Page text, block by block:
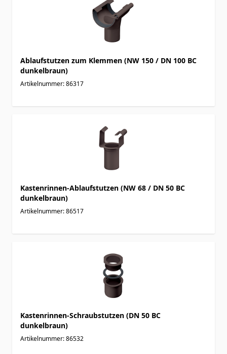
Ablaufstutzen zum Klemmen (NW 150 / DN 100 BC
dunkelbraun)
Artikelnummer: 86317
Kastenrinnen-Ablaufstutzen (NW 68 / DN 50 BC
dunkelbraun)
Artikelnummer: 86517
Kastenrinnen-Schraubstutzen (DN 50 BC
dunkelbraun)
Artikelnummer: 86532